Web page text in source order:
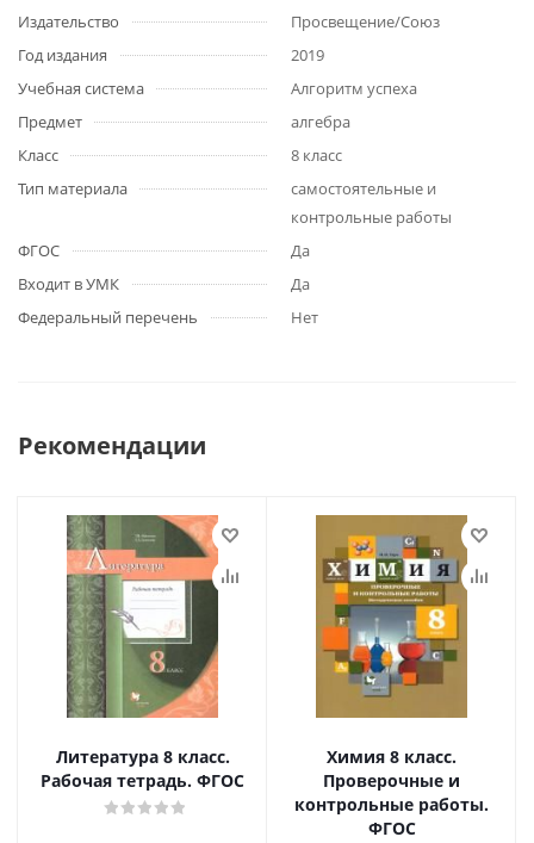
Издательство
Просвещение/Союз
Год издания
2019
Учебная система
Алгоритм успеха
Предмет
алгебра
Класс
8 класс
Тип материала
самостоятельные и
контрольные работы
ФГОС
Да
Входит в УМК
Да
Федеральный перечень
Нет
Рекомендации
Литература 8 класс.
Рабочая тетрадь. ФГОС
Химия 8 класс.
Проверочные и
контрольные работы.
ФГОС